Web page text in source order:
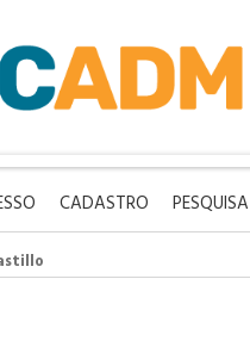
CADASTRO PESQUISA